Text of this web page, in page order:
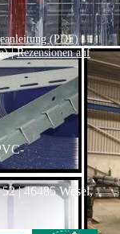
(PDF)|
|Rezensionen auf
| 46485 Wesel,